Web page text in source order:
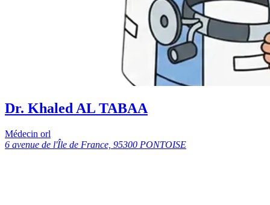
Dr. Khaled AL TABAA
Médecin orl
6 avenue de l'Île de France, 95300 PONTOISE